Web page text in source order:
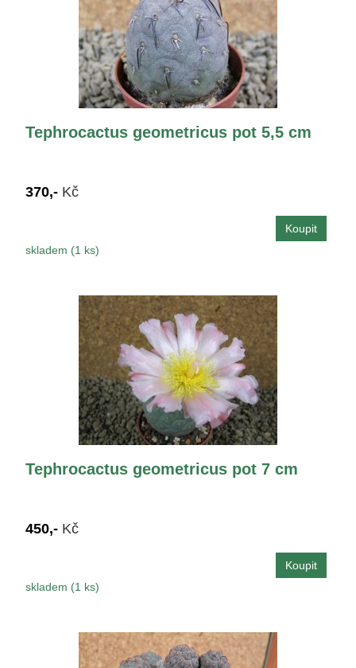
Tephrocactus geometricus pot 5,5 cm
370,- Kč
skladem (1 ks)
Tephrocactus geometricus pot 7 cm
450,- Kč
skladem (1 ks)